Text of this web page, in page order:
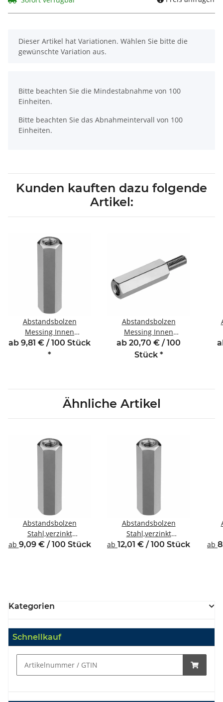
x
Dieser Artikel hat Variationen. Wählen Sie bitte die
gewünschte Variation aus.
Bitte beachten Sie die Mindestabnahme von 100
Einheiten.
Bitte beachten Sie das Abnahmeintervall von 100
Einheiten.
Kunden kauften dazu folgende
Artikel:
Abstandsbolzen
Messing Innen
/Innengewinde 6 mm
M3 SW5,5
ab 9,81 € / 100 Stück
*
Abstandsbolzen
Messing Innen
/Außengewinde 8 mm
M4 SW7 AG 8
ab 20,70 € / 100
Stück *
/
Ähnliche Artikel
Abstandsbolzen
Stahl,verzinkt
Innen/Innengewinde M4
ab 9,09 € / 100 Stück
Abstandsbolzen
Stahl,verzinkt
Innen/Innengewinde M4
ab 12,01 € / 100 Stück ab
Kategorien
Schnellkauf